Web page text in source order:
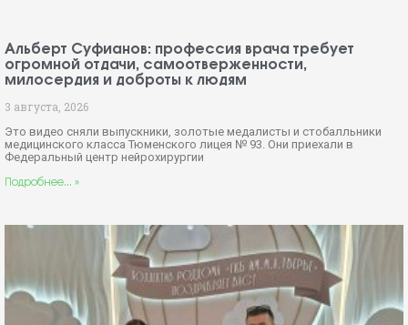
Альберт Суфианов: профессия врача требует
огромной отдачи, самоотверженности,
милосердия и доброты к людям
3 августа, 2026
Это видео сняли выпускники, золотые медалисты и стобалльники
медицинского класса Тюменского лицея № 93. Они приехали в
Федеральный центр нейрохирургии
Подробнее... »